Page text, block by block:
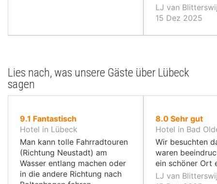
LJ van
15 Dez 2025
Lies nach, was unsere Gäste über Lübeck
sagen
9.1 von
10,
Fantastisch
Hotel in Lübeck
Man kann tolle Fahrradtouren
(Richtung Neustadt) am
Wasser entlang machen oder
in die andere Richtung nach
8.0von
10,
Sehr gut
Hotel in Bad
Wir besuchten
waren
ein schöner Ort
LJ van